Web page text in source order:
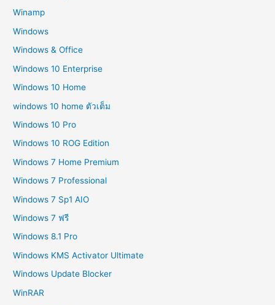
Winamp
Windows
Windows & Office
Windows 10 Enterprise
Windows 10 Home
windows 10 home ตัวเต็ม
Windows 10 Pro
Windows 10 ROG Edition
Windows 7 Home Premium
Windows 7 Professional
Windows 7 Sp1 AIO
Windows 7 ฟรี
Windows 8.1 Pro
Windows KMS Activator Ultimate
Windows Update Blocker
WinRAR